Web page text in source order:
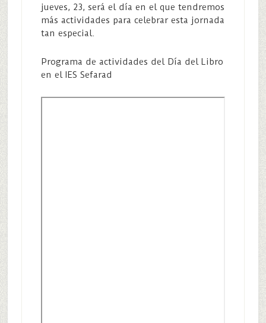
jueves, 23, será el día en el que tendremos
más actividades para celebrar esta jornada
tan especial.
Programa de actividades del Día del Libro
en el IES Sefarad